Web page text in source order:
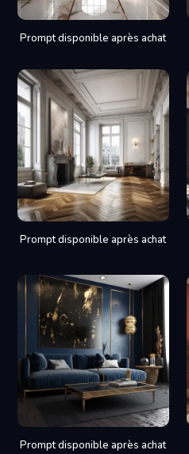
Prompt disponible après achat
Prompt disponible après achat
Prompt disponible après achat